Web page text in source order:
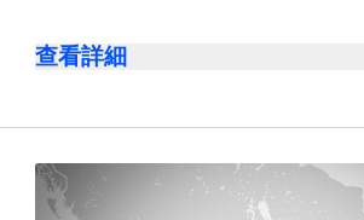
查看詳細